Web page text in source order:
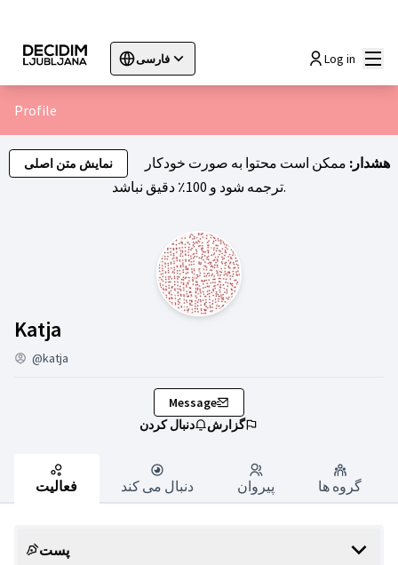
فارسی
Sprache wählen Choisir la langue
Log in
Profile
نمایش متن اصلی هشدار: ممکن است محتوا به صورت خودکار
ترجمه شود و 100٪ دقیق نباشد.
Katja
@katja
Message
دنبال کردن
گزارش
فعالیت دنبال می کند پیروان گروه ها
پست